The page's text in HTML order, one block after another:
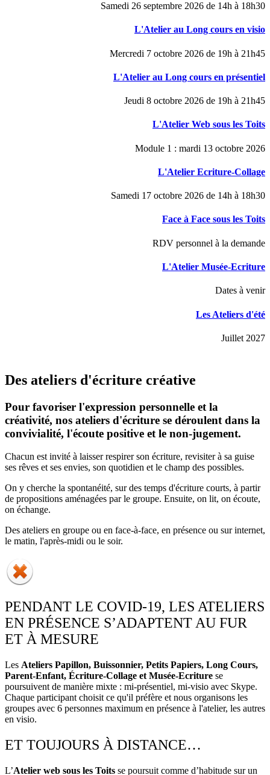
Samedi 26 septembre 2026 de 14h à 18h30
L'Atelier au Long cours en visio
Mercredi 7 octobre 2026 de 19h à 21h45
L'Atelier au Long cours en présentiel
Jeudi 8 octobre 2026 de 19h à 21h45
L'Atelier Web sous les Toits
Module 1 : mardi 13 octobre 2026
L'Atelier Ecriture-Collage
Samedi 17 octobre 2026 de 14h à 18h30
Face à Face sous les Toits
RDV personnel à la demande
L'Atelier Musée-Ecriture
Dates à venir
Les Ateliers d'été
Juillet 2027
Des ateliers d'écriture créative
Pour favoriser l'expression personnelle et la
créativité, nos ateliers d'écriture se déroulent dans la
convivialité, l'écoute positive et le non-jugement.
Chacun est invité à laisser respirer son écriture, revisiter à sa guise
ses rêves et ses envies, son quotidien et le champ des possibles.
On y cherche la spontanéité, sur des temps d'écriture courts, à partir
de propositions aménagées par le groupe. Ensuite, on lit, on écoute,
on échange.
Des ateliers en groupe ou en face-à-face, en présence ou sur internet,
le matin, l'après-midi ou le soir.
PENDANT LE COVID-19, LES ATELIERS
EN PRÉSENCE S’ADAPTENT AU FUR
ET À MESURE
Les Ateliers Papillon, Buissonnier, Petits Papiers, Long Cours,
Parent-Enfant, Écriture-Collage et Musée-Ecriture se
poursuivent de manière mixte : mi-présentiel, mi-visio avec Skype.
Chaque participant choisit ce qu'il préfère et nous organisons les
groupes avec 6 personnes maximum en présence à l'atelier, les autres
en visio.
ET TOUJOURS À DISTANCE…
L’Atelier web sous les Toits se poursuit comme d’habitude sur un